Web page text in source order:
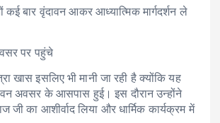
कई बार वृंदावन आकर आध्यात्मिक मार्गदर्शन ले
पर पहुंचे
खास इसलिए भी मानी जा रही है क्योंकि यह
अवसर के आसपास हुई। इस दौरान उन्होंने
जी का आशीर्वाद लिया और धार्मिक कार्यक्रम में